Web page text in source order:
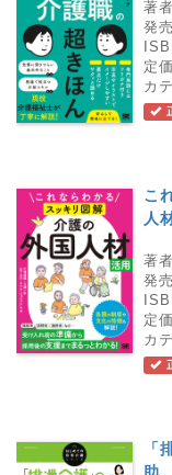
著
発
定
カ
こ
人
著
発
定
カ
「